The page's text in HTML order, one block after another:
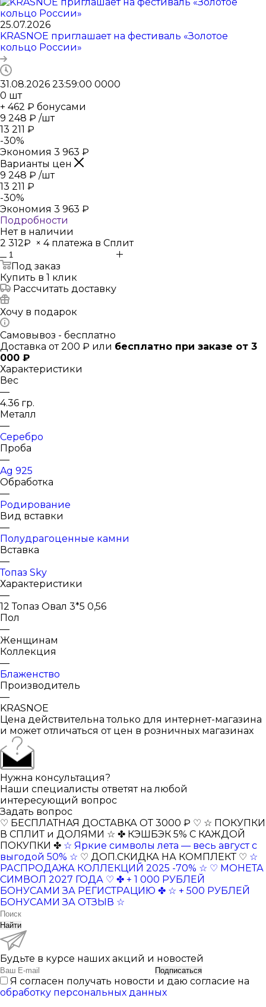
25.07.2026
KRASNOE приглашает на фестиваль «Золотое
кольцо России»
31.08.2026 23:59:00 0000
0 шт
+ 462 ₽ бонусами
9 248 ₽ /шт
13 211 ₽
-30%
Экономия 3 963 ₽
Варианты цен
9 248 ₽ /шт
13 211 ₽
-30%
Экономия 3 963 ₽
Подробности
Нет в наличии
2 312₽ × 4 платежа в Сплит
Под заказ
Купить в 1 клик
Рассчитать доставку
Хочу в подарок
Самовывоз - бесплатно
Доставка от 200 ₽ или бесплатно при заказе от 3
000 ₽
Характеристики
Вес
—
4.36 гр.
Металл
—
Серебро
Проба
—
Ag 925
Обработка
—
Родирование
Вид вставки
—
Полудрагоценные камни
Вставка
—
Топаз Sky
Характеристики
—
12 Топаз Овал 3*5 0,56
Пол
—
Женщинам
Коллекция
—
Блаженство
Производитель
—
KRASNOE
Цена действительна только для интернет-магазина
и может отличаться от цен в розничных магазинах
Нужна консультация?
Наши специалисты ответят на любой
интересующий вопрос
Задать вопрос
♡ БЕСПЛАТНАЯ ДОСТАВКА ОТ 3000 ₽ ♡ ☆ ПОКУПКИ
В СПЛИТ и ДОЛЯМИ ☆ ✤ КЭШБЭК 5% С КАЖДОЙ
ПОКУПКИ ✤ ☆ Яркие символы лета — весь август с
выгодой 50% ☆ ♡ ДОП.СКИДКА НА КОМПЛЕКТ ♡ ☆
РАСПРОДАЖА КОЛЛЕКЦИЙ 2025 -70% ☆ ♡ МОНЕТА
СИМВОЛ 2027 ГОДА ♡ ✤ + 1 000 РУБЛЕЙ
БОНУСАМИ ЗА РЕГИСТРАЦИЮ ✤ ☆ + 500 РУБЛЕЙ
БОНУСАМИ ЗА ОТЗЫВ ☆
Найти
Будьте в курсе наших акций и новостей
Подписаться
Я согласен получать новости и даю согласие на
обработку персональных данных